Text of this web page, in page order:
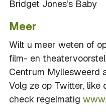
Bridget Jones’s Baby
Meer
Wilt u meer weten of
film- en
Centrum Myllesweerd
Volg ze op Twitter, like
check regelmatig